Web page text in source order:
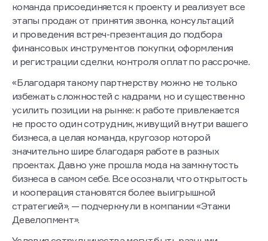
команда присоединяется к проекту и реализует все
этапы продаж от принятия звонка, консультаций
и проведения встреч-презентация до подбора
финансовых инструментов покупки, оформления
и регистрации сделки, контроля оплат по рассрочке.
«Благодаря такому партнерству можно не только
избежать сложностей с кадрами, но и существенно
усилить позиции на рынке: к работе привлекается
не просто один сотрудник, живущий внутри вашего
бизнеса, а целая команда, кругозор которой
значительно шире благодаря работе в разных
проектах. Давно уже прошла мода на замкнутость
бизнеса в самом себе. Все осознали, что открытость
и кооперация становятся более выигрышной
стратегией», — подчеркнули в компании «Этажи
Девелопмент».